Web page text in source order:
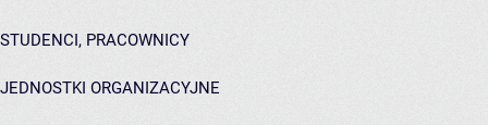
STUDENCI, PRACOWNICY
JEDNOSTKI ORGANIZACYJNE